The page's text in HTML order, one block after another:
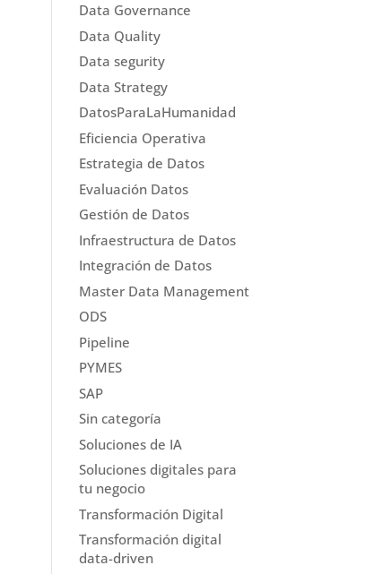
Data Governance
Data Quality
Data segurity
Data Strategy
DatosParaLaHumanidad
Eficiencia Operativa
Estrategia de Datos
Evaluación Datos
Gestión de Datos
Infraestructura de Datos
Integración de Datos
Master Data Management
ODS
Pipeline
PYMES
SAP
Sin categoría
Soluciones de IA
Soluciones digitales para
tu negocio
Transformación Digital
Transformación digital
data-driven